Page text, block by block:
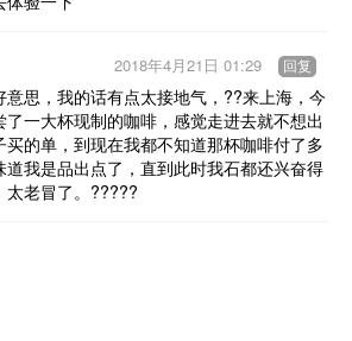
意思，我的话有点太接地气，??来上海，今
了一大杯现制的咖啡，感觉走进去就不想出
买的单，到现在我都不知道那杯咖啡付了多
道我是品出点了，直到此时我石都还兴奋得
太老冒了。?????
2018年4月21日 01:29 回复